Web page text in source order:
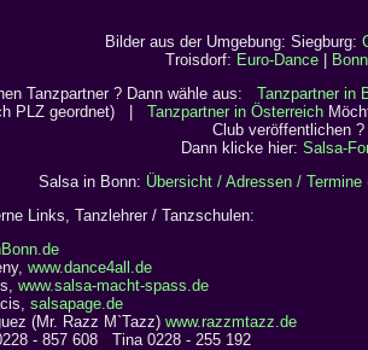
Bilder aus der Umgebung: Siegburg:
Troisdorf: Euro-Dance| Bonn
Tanzpartner ? Dann wähle aus: Tanzpartner in
PLZ geordnet) | Tanzpartner in Österreich
Club veröffentlichen ?
Dann klicke hier: Salsa-
Salsa in Bonn: Übersicht / Adressen / Termine
Links, Tanzlehrer / Tanzschulen:
www.dance4all.de
www.salsa-macht-spass.de
salsapage.de
(Mr. Razz M`Tazz) www.razzmtazz.de
- 857 608 Tina 0228 - 255 192